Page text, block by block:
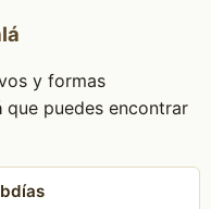
y formas
que puedes encontrar